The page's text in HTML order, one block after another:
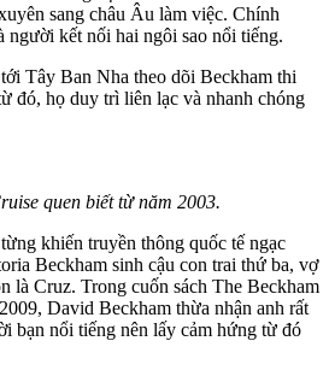
sang châu Âu làm việc. Chính
người kết nối hai ngôi sao nổi tiếng.
Tây Ban Nha theo dõi Beckham thi
đó, họ duy trì liên lạc và nhanh chóng
quen biết từ năm 2003.
khiến truyền thông quốc tế ngạc
Beckham sinh cậu con trai thứ ba, vợ
là Cruz. Trong cuốn sách The Beckham
David Beckham thừa nhận anh rất
bạn nổi tiếng nên lấy cảm hứng từ đó